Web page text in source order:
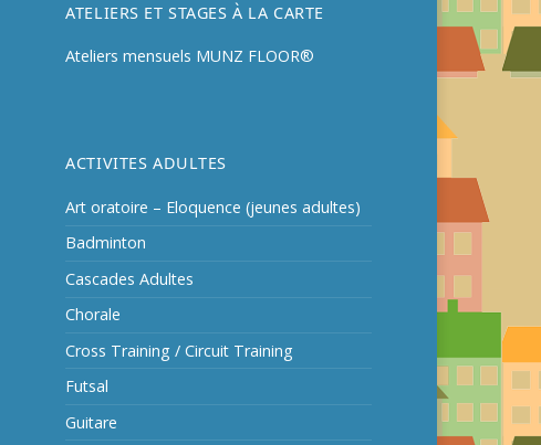
ATELIERS ET STAGES À LA CARTE
Ateliers mensuels MUNZ FLOOR®
ACTIVITES ADULTES
Art oratoire – Eloquence (jeunes adultes)
Badminton
Cascades Adultes
Chorale
Cross Training / Circuit Training
Futsal
Guitare